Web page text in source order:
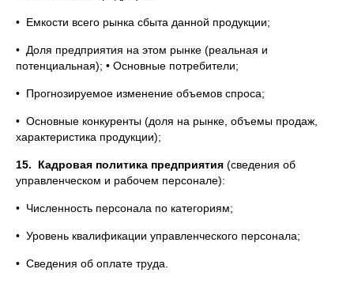
• Емкости всего рынка сбыта данной продукции;
• Доля предприятия на этом рынке (реальная и
потенциальная); • Основные потребители;
• Прогнозируемое изменение объемов спроса;
• Основные конкуренты (доля на рынке, объемы продаж,
характеристика продукции);
15. Кадровая политика предприятия (сведения об
управленческом и рабочем персонале):
• Численность персонала по категориям;
• Уровень квалификации управленческого персонала;
• Сведения об оплате труда.